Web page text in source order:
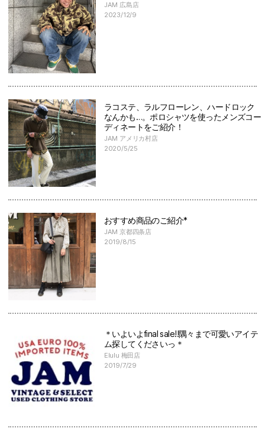
JAM 広島店
2023/12/9
ラコステ、ラルフローレン、ハードロック
なんかも…。ポロシャツを使ったメンズコー
ディネートをご紹介！
JAM アメリカ村店
2020/5/25
おすすめ商品のご紹介*
JAM 京都四条店
2019/8/15
＊いよいよfinal sale!!隅々まで可愛いアイテ
ム探してくださいっ＊
Elulu 梅田店
2019/7/29